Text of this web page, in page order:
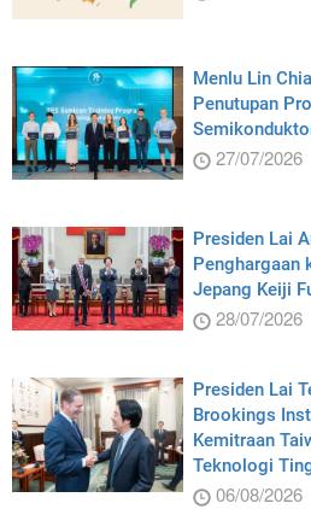
Menlu Lin
Penutupan
27/07/2026
Presiden Lai
Penghargaan
Jepang Keiji
28/07/2026
Presiden Lai
Brookings
Kemitraan
Teknologi
06/08/2026